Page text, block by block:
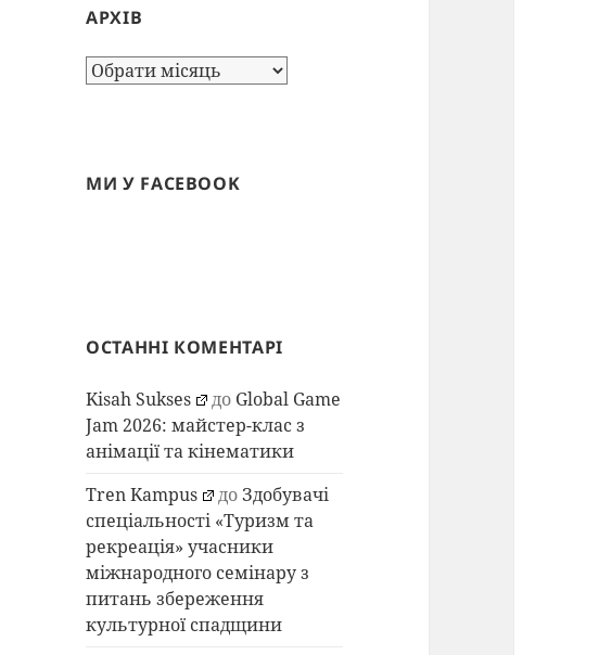
АРХІВ
Архів
МИ У FACEBOOK
ОСТАННІ КОМЕНТАРІ
Kisah Sukses до Global Game
Jam 2026: майстер-клас з
анімації та кінематики
Tren Kampus
доЗдобувачі
спеціальності «Туризм та
рекреація» учасники
міжнародного семінару з
питань збереження
культурної спадщини